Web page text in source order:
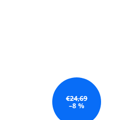
€24,69
–8 %